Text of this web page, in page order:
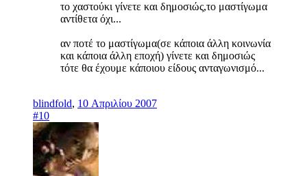
το χαστούκι γίνετε και δημοσιώς,το μαστίγωμα
αντίθετα όχι...
αν ποτέ το μαστίγωμα(σε κάποια άλλη κοινωνία
και κάποια άλλη εποχή) γίνετε και δημοσιώς
τότε θα έχουμε κάποιου είδους ανταγωνισμό...
blindfold, 10 Απριλίου 2007
#10